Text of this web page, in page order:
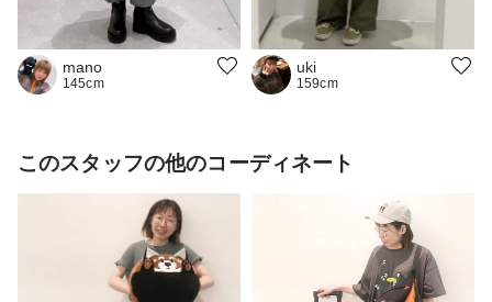
mano
145cm
uki
159cm
このスタッフの他のコーディネート